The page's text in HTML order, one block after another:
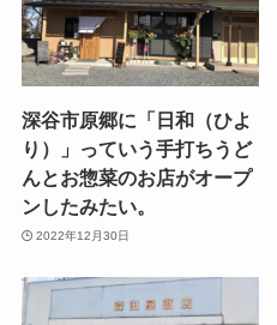
深谷市原郷に「日和（ひよ
り）」っていう手打ちうど
んとお惣菜のお店がオープ
ンしたみたい。
2022年12月30日